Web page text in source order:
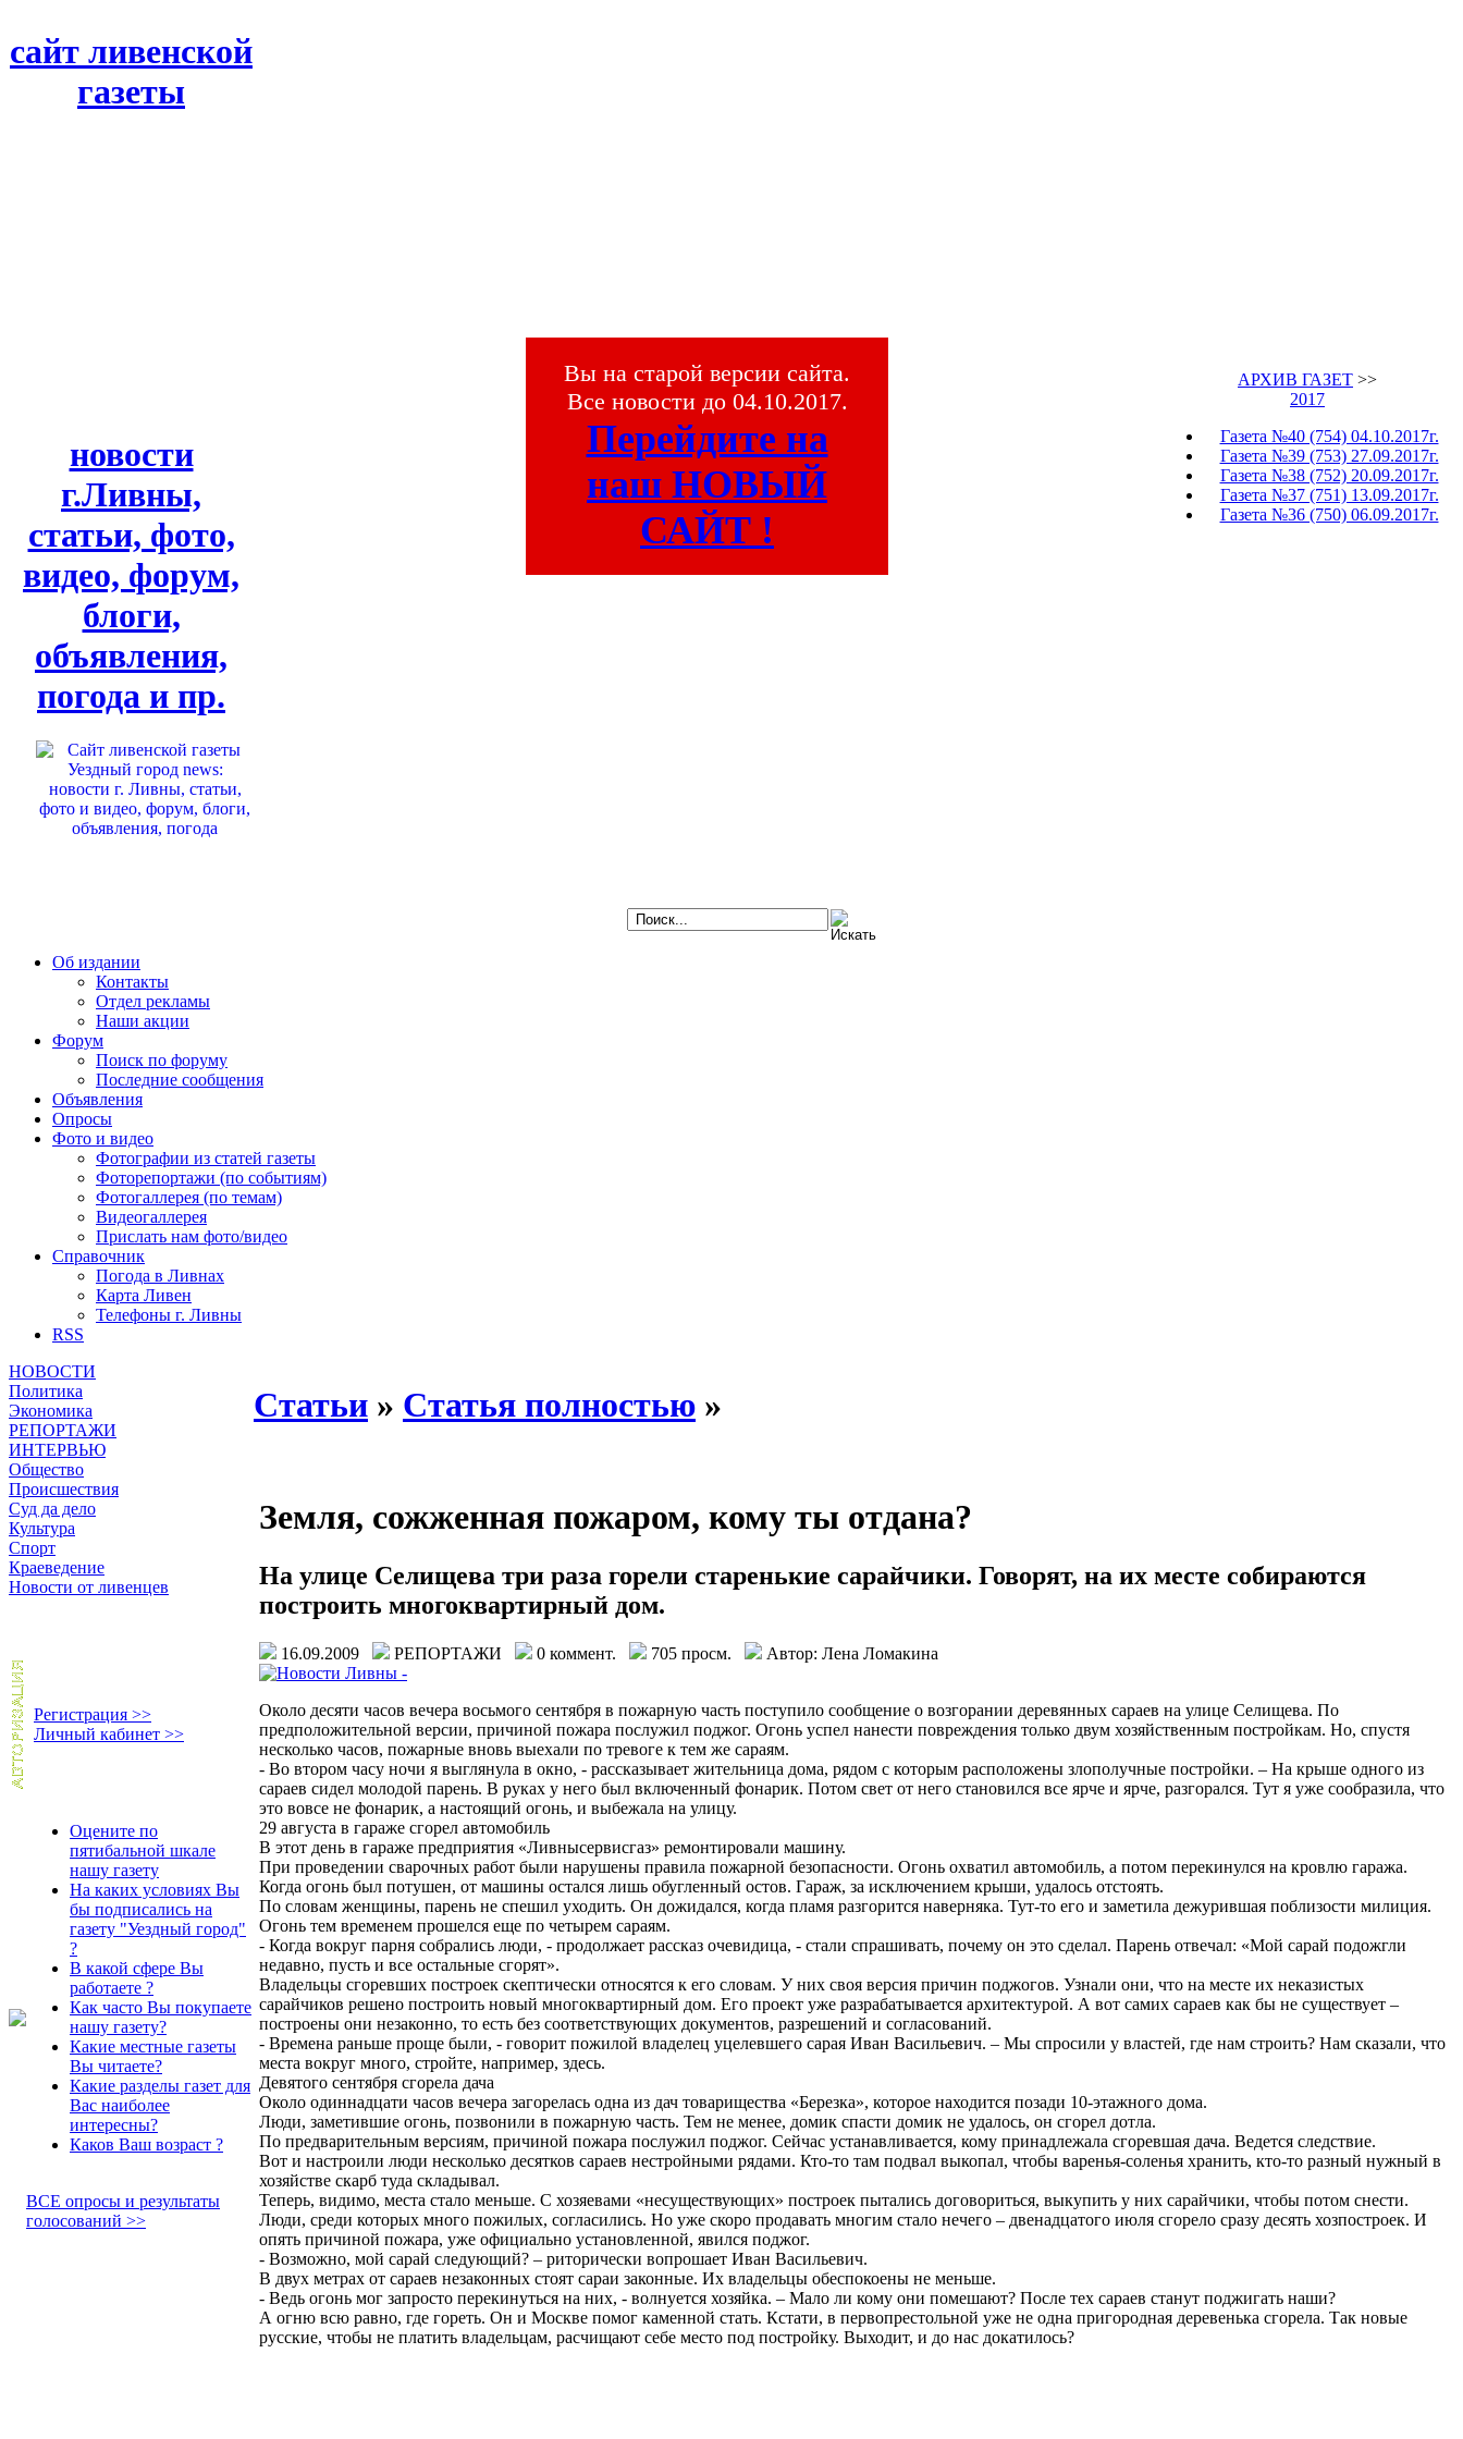
сайт ливенской
газеты
новости
г.Ливны,
статьи, фото,
видео, форум,
блоги,
объявления,
погода и пр.
Вы на старой версии сайта.
Все новости до 04.10.2017.
Перейдите на
наш НОВЫЙ
САЙТ !
АРХИВ ГАЗЕТ >>
2017
Газета №40 (754) 04.10.2017г.
Газета №39 (753) 27.09.2017г.
Газета №38 (752) 20.09.2017г.
Газета №37 (751) 13.09.2017г.
Газета №36 (750) 06.09.2017г.
Об издании
Контакты
Отдел рекламы
Наши акции
Форум
Поиск по форуму
Последние сообщения
Объявления
Опросы
Фото и видео
Фотографии из статей газеты
Фоторепортажи (по событиям)
Фотогаллерея (по темам)
Видеогаллерея
Прислать нам фото/видео
Справочник
Погода в Ливнах
Карта Ливен
Телефоны г. Ливны
RSS
НОВОСТИ
Политика
Экономика
РЕПОРТАЖИ
ИНТЕРВЬЮ
Общество
Происшествия
Суд да дело
Культура
Спорт
Краеведение
Новости от ливенцев
Регистрация >>
Личный кабинет >>
Оцените по
пятибальной шкале
нашу газету
На каких условиях Вы
бы подписались на
газету "Уездный город"
?
В какой сфере Вы
работаете ?
Как часто Вы покупаете
нашу газету?
Какие местные газеты
Вы читаете?
Какие разделы газет для
Вас наиболее
интересны?
Каков Ваш возраст ?
ВСЕ опросы и результаты
голосований >>
Статьи » Статья полностью »
Земля, сожженная пожаром, кому ты отдана?
На улице Селищева три раза горели старенькие сарайчики. Говорят, на их месте собираются
построить многоквартирный дом.
16.09.2009 РЕПОРТАЖИ 0 коммент. 705 просм. Автор: Лена Ломакина
Около десяти часов вечера восьмого сентября в пожарную часть поступило сообщение о возгорании деревянных сараев на улице Селищева. По
предположительной версии, причиной пожара послужил поджог. Огонь успел нанести повреждения только двум хозяйственным постройкам. Но, спустя
несколько часов, пожарные вновь выехали по тревоге к тем же сараям.
- Во втором часу ночи я выглянула в окно, - рассказывает жительница дома, рядом с которым расположены злополучные постройки. – На крыше одного из
сараев сидел молодой парень. В руках у него был включенный фонарик. Потом свет от него становился все ярче и ярче, разгорался. Тут я уже сообразила, что
это вовсе не фонарик, а настоящий огонь, и выбежала на улицу.
29 августа в гараже сгорел автомобиль
В этот день в гараже предприятия «Ливнысервисгаз» ремонтировали машину.
При проведении сварочных работ были нарушены правила пожарной безопасности. Огонь охватил автомобиль, а потом перекинулся на кровлю гаража.
Когда огонь был потушен, от машины остался лишь обугленный остов. Гараж, за исключением крыши, удалось отстоять.
По словам женщины, парень не спешил уходить. Он дожидался, когда пламя разгорится наверняка. Тут-то его и заметила дежурившая поблизости милиция.
Огонь тем временем прошелся еще по четырем сараям.
- Когда вокруг парня собрались люди, - продолжает рассказ очевидица, - стали спрашивать, почему он это сделал. Парень отвечал: «Мой сарай подожгли
недавно, пусть и все остальные сгорят».
Владельцы сгоревших построек скептически относятся к его словам. У них своя версия причин поджогов. Узнали они, что на месте их неказистых
сарайчиков решено построить новый многоквартирный дом. Его проект уже разрабатывается архитектурой. А вот самих сараев как бы не существует –
построены они незаконно, то есть без соответствующих документов, разрешений и согласований.
- Времена раньше проще были, - говорит пожилой владелец уцелевшего сарая Иван Васильевич. – Мы спросили у властей, где нам строить? Нам сказали, что
места вокруг много, стройте, например, здесь.
Девятого сентября сгорела дача
Около одиннадцати часов вечера загорелась одна из дач товарищества «Березка», которое находится позади 10-этажного дома.
Люди, заметившие огонь, позвонили в пожарную часть. Тем не менее, домик спасти домик не удалось, он сгорел дотла.
По предварительным версиям, причиной пожара послужил поджог. Сейчас устанавливается, кому принадлежала сгоревшая дача. Ведется следствие.
Вот и настроили люди несколько десятков сараев нестройными рядами. Кто-то там подвал выкопал, чтобы варенья-соленья хранить, кто-то разный нужный в
хозяйстве скарб туда складывал.
Теперь, видимо, места стало меньше. С хозяевами «несуществующих» построек пытались договориться, выкупить у них сарайчики, чтобы потом снести.
Люди, среди которых много пожилых, согласились. Но уже скоро продавать многим стало нечего – двенадцатого июля сгорело сразу десять хозпостроек. И
опять причиной пожара, уже официально установленной, явился поджог.
- Возможно, мой сарай следующий? – риторически вопрошает Иван Васильевич.
В двух метрах от сараев незаконных стоят сараи законные. Их владельцы обеспокоены не меньше.
- Ведь огонь мог запросто перекинуться на них, - волнуется хозяйка. – Мало ли кому они помешают? После тех сараев станут поджигать наши?
А огню всю равно, где гореть. Он и Москве помог каменной стать. Кстати, в первопрестольной уже не одна пригородная деревенька сгорела. Так новые
русские, чтобы не платить владельцам, расчищают себе место под постройку. Выходит, и до нас докатилось?